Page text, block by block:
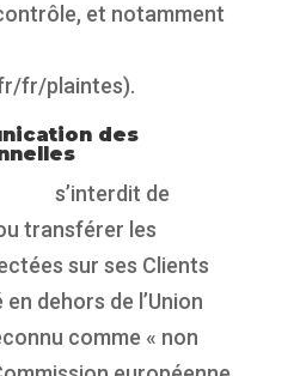
et notamment
fr/plaintes).
des
s’interdit de
transférer les
sur ses Clients
dehors de l’Union
comme « non